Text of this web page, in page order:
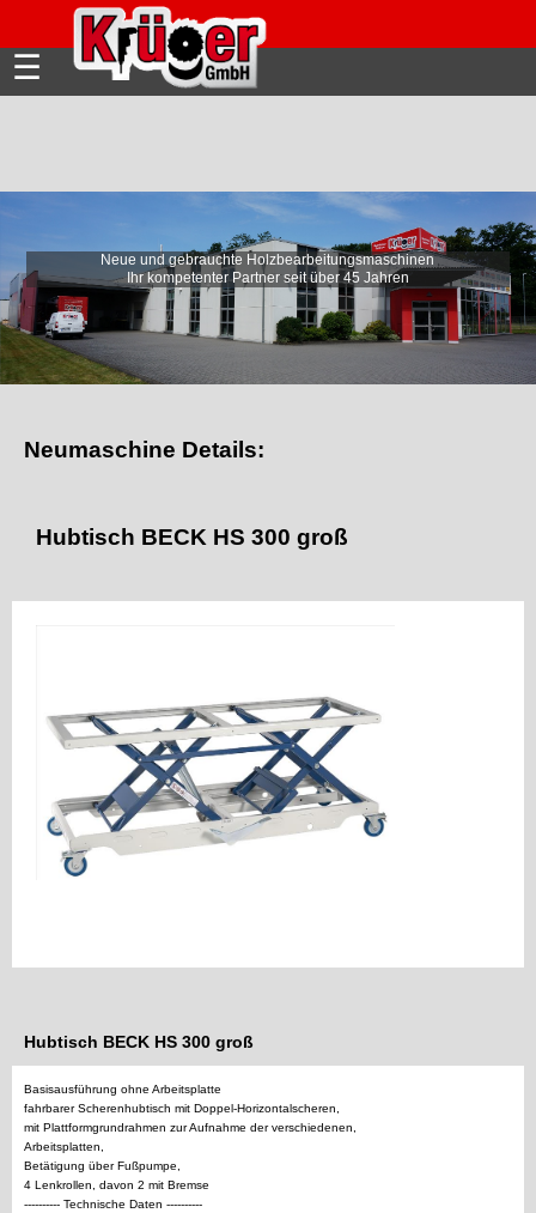
☰
Neue und gebrauchte Holzbearbeitungsmaschinen
Ihr kompetenter Partner seit über 45 Jahren
Wir beraten mit passenden
Automatisierungslösungen!
Neumaschine Details:
Hubtisch BECK HS 300 groß
Hubtisch BECK HS 300 groß
Basisausführung ohne Arbeitsplatte
fahrbarer Scherenhubtisch mit Doppel-Horizontalscheren,
mit Plattformgrundrahmen zur Aufnahme der verschiedenen,
Arbeitsplatten,
Betätigung über Fußpumpe,
4 Lenkrollen, davon 2 mit Bremse
---------- Technische Daten ----------